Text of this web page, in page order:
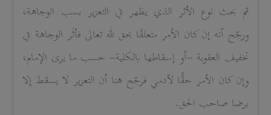
ثم بحث نوع الأثر الذي يظهر في التعزير بسب الوجاهة،
ورجّح أنه إن كان الأمر متعلقًا بحق لله تعالى فأثَر الوجاهة في
تخفيف العقوبة -أو إسقاطها بالكلية- حسب ما يرى الإمام،
وإن كان الأمر حقًّا لآدمي فرجّح هنا أن التعزير لا يسقط إلا
برضا صاحب الحق.